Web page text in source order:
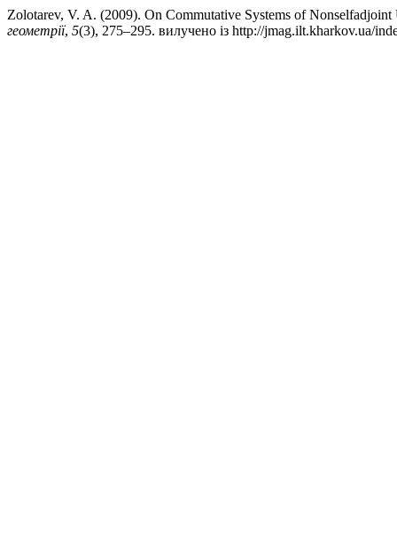
Zolotarev, V. A. (2009). On Commutative Systems of
геометрії, 5(3), 275–295. вилучено із http://jmag.ilt.kharkov.ua/